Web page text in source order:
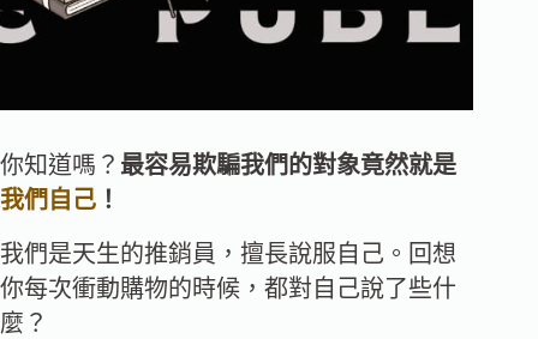
你知道嗎？ 最容易欺騙我們的對象竟然就是
我們自己 ！
我們是天生的推銷員，擅長說服自己。回想
你每次衝動購物的時候，都對自己說了些什
麼？